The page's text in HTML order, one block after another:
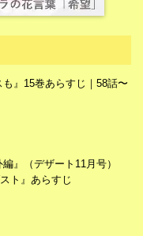
も』15巻あらすじ｜58話〜
』（デザート11月号）
ト』あらすじ